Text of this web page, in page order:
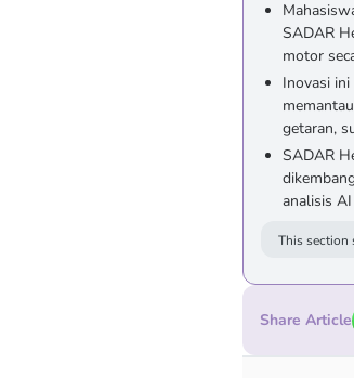
SADAR
motor
Inovasi
getaran,
SADAR
analisis
This section
Share Article